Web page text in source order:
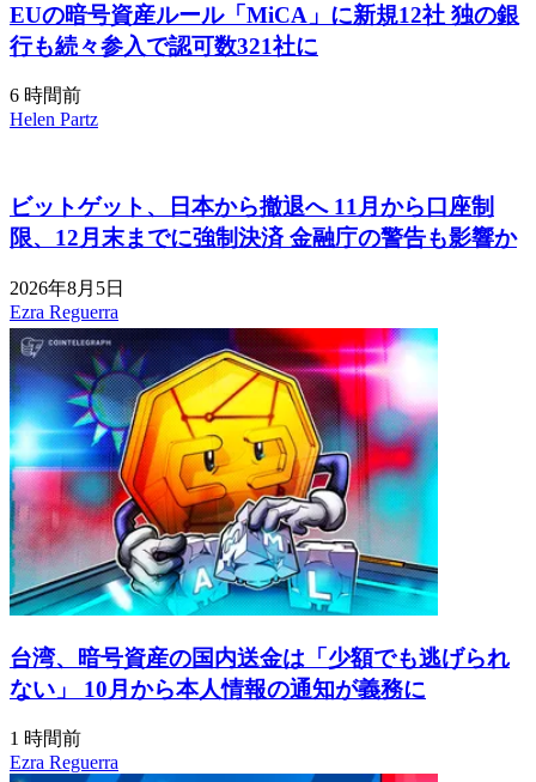
EUの暗号資産ルール「MiCA」に新規12社 独の銀
行も続々参入で認可数321社に
6 時間前
Helen Partz
ビットゲット、日本から撤退へ 11月から口座制
限、12月末までに強制決済 金融庁の警告も影響か
2026年8月5日
Ezra Reguerra
台湾、暗号資産の国内送金は「少額でも逃げられ
ない」 10月から本人情報の通知が義務に
1 時間前
Ezra Reguerra